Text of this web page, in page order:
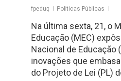
fpeduq Políticas Públicas
Na última sexta, 21, o
Educação (MEC)
Nacional de Educação
inovações que
do Projeto de Lei (PL)